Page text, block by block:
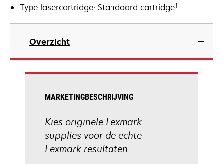
Type lasercartridge: Standaard cartridge†
Overzicht
MARKETINGBESCHRIJVING
Kies originele Lexmark
supplies voor de echte
Lexmark resultaten